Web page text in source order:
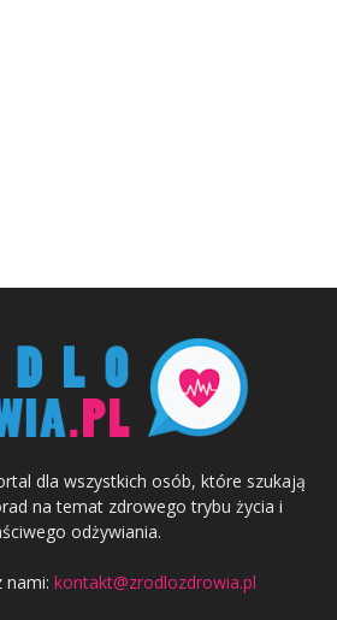
dla wszystkich osób, które szukają
na temat zdrowego trybu życia i
odżywiania.
nami: kontakt@zrodlozdrowia.pl